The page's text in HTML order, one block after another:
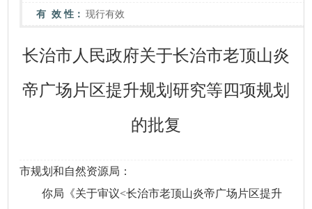
有 效 性： 现行有效
长治市人民政府关于长治市老顶山炎
帝广场片区提升规划研究等四项规划
的批复
市规划和自然资源局：
你局《关于审议<长治市老顶山炎帝广场片区提升